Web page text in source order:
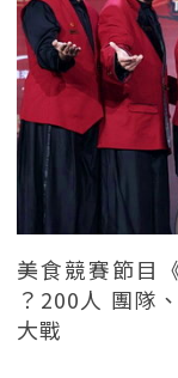
美食競賽節目
？200人 團隊
大戰